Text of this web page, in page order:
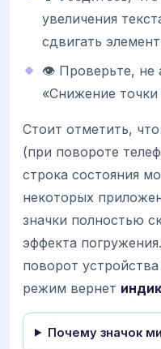
увеличения
сдвигать
👁️ Проверьте, не
«Снижение точки
Стоит отметить,
(при повороте
строка состояния
некоторых
значки полностью
эффекта
поворот
режим вернет
Почему значок